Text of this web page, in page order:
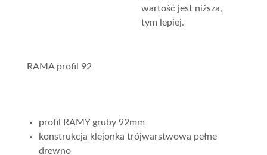
wartość jest niższa,
tym lepiej.
RAMA profil 92
profil RAMY gruby 92mm
konstrukcja klejonka trójwarstwowa pełne
drewno